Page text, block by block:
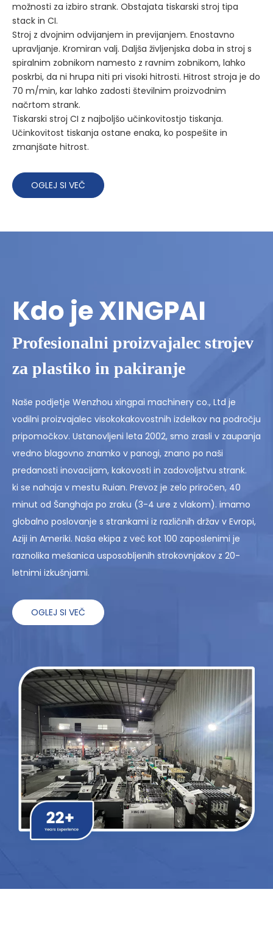
možnosti za izbiro strank. Obstajata tiskarski stroj tipa
stack in CI.
Stroj z dvojnim odvijanjem in previjanjem. Enostavno
upravljanje. Kromiran valj. Daljša življenjska doba in stroj s
spiralnim zobnikom namesto z ravnim zobnikom, lahko
poskrbi, da ni hrupa niti pri visoki hitrosti. Hitrost stroja je do
70 m/min, kar lahko zadosti številnim proizvodnim
načrtom strank.
Tiskarski stroj CI z najboljšo učinkovitostjo tiskanja.
Učinkovitost tiskanja ostane enaka, ko pospešite in
zmanjšate hitrost.
OGLEJ SI VEČ
Kdo je XINGPAI
Profesionalni proizvajalec strojev
za plastiko in pakiranje
Naše podjetje Wenzhou xingpai machinery co., Ltd je
vodilni proizvajalec visokokakovostnih izdelkov na področju
pripomočkov. Ustanovljeni leta 2002, smo zrasli v zaupanja
vredno blagovno znamko v panogi, znano po naši
predanosti inovacijam, kakovosti in zadovoljstvu strank.
ki se nahaja v mestu Ruian. Prevoz je zelo priročen, 40
minut od Šanghaja po zraku (3-4 ure z vlakom). imamo
globalno poslovanje s strankami iz različnih držav v Evropi,
Aziji in Ameriki. Naša ekipa z več kot 100 zaposlenimi je
raznolika mešanica usposobljenih strokovnjakov z 20-
letnimi izkušnjami.
OGLEJ SI VEČ